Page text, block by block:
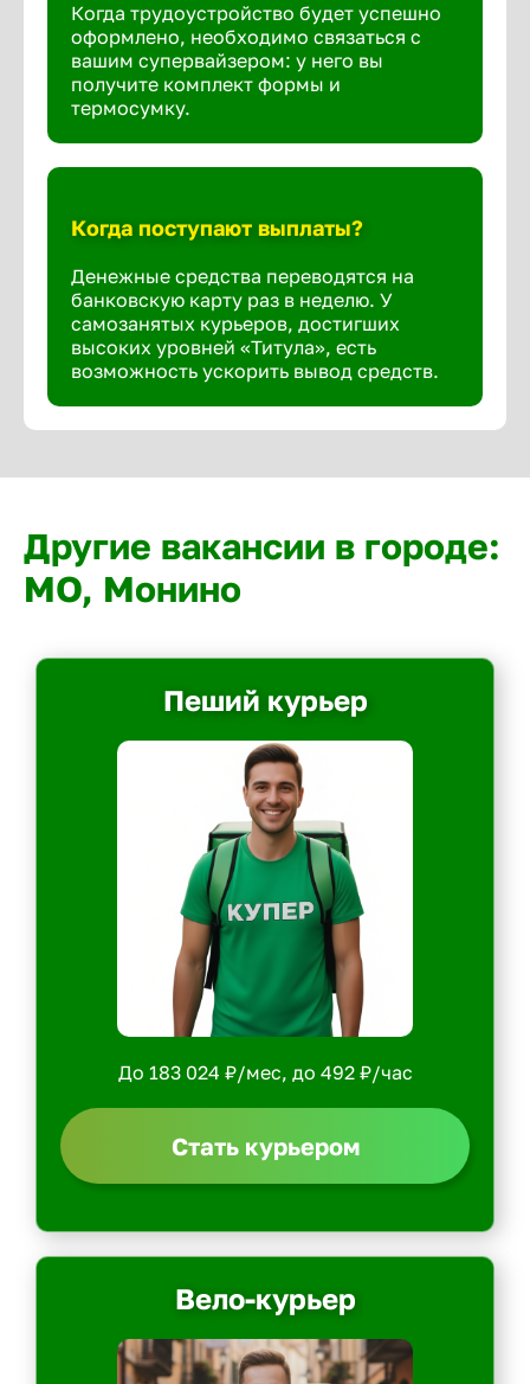
Когда трудоустройство будет успешно
оформлено, необходимо связаться с
вашим супервайзером: у него вы
получите комплект формы и
термосумку.
Когда поступают выплаты?
Денежные средства переводятся на
банковскую карту раз в неделю. У
самозанятых курьеров, достигших
высоких уровней «Титула», есть
возможность ускорить вывод средств.
Другие вакансии в городе:
МО, Монино
Пеший курьер
До 183 024 ₽/мес, до 492 ₽/час
Стать курьером
Вело-курьер